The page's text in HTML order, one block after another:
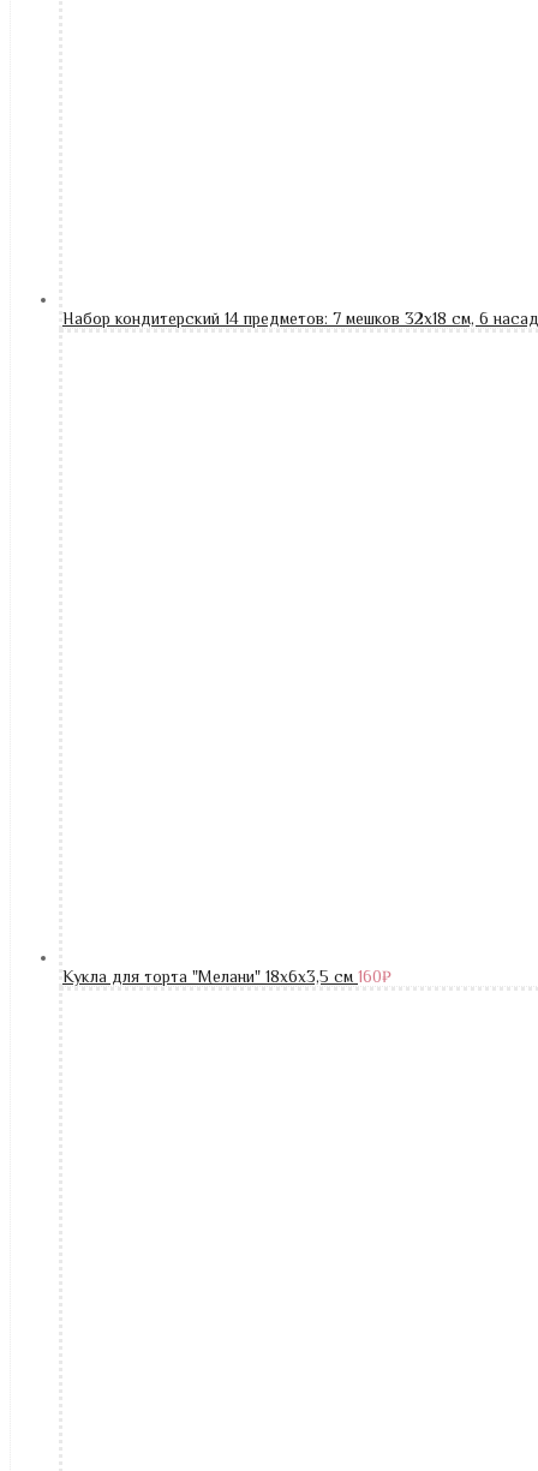
Набор кондитерский 14 предметов: 7 мешков 32х18 см, 6
Кукла для торта "Мелани" 18х6х3,5 см 160₽